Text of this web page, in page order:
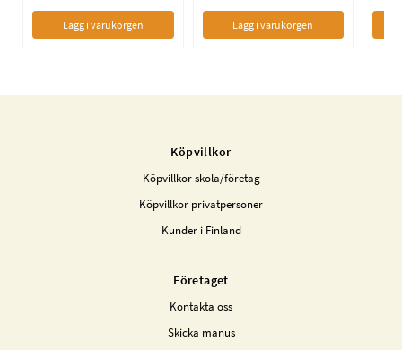
Lägg i varukorgen Lägg i varukorgen
Köpvillkor
Köpvillkor skola/företag
Köpvillkor privatpersoner
Kunder i Finland
Företaget
Kontakta oss
Skicka manus